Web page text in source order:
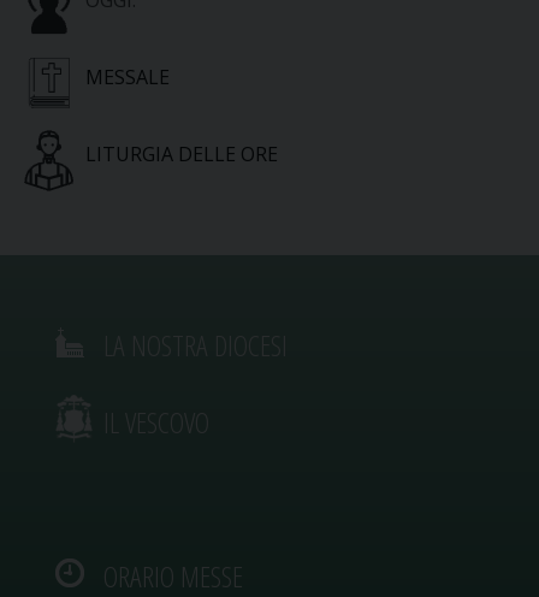
MESSALE
LITURGIA DELLE ORE
IL VESCOVO
ORARIO MESSE